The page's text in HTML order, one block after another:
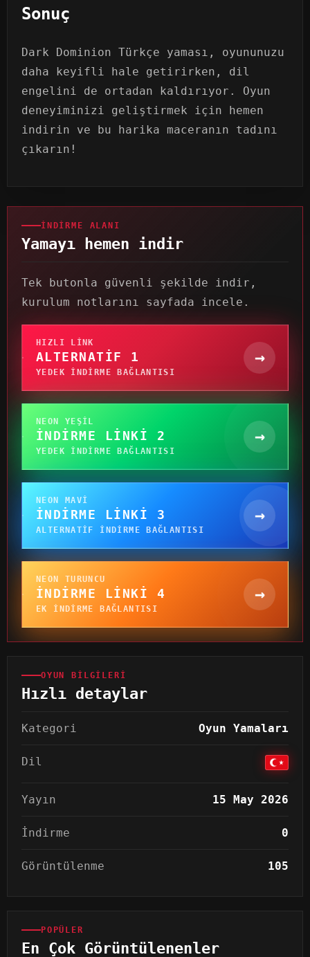
Sonuç
Dark Dominion Türkçe yaması, oyununuzu
daha keyifli hale getirirken, dil
engelini de ortadan kaldırıyor. Oyun
deneyiminizi geliştirmek için hemen
indirin ve bu harika maceranın tadını
çıkarın!
İNDIRME ALANI
Yamayı hemen indir
Tek butonla güvenli şekilde indir,
kurulum notlarını sayfada incele.
HIZLI LINK
ALTERNATIF 1
YEDEK INDIRME BAĞLANTISI
→
NEON YEŞIL
İNDIRME LINKI 2
YEDEK INDIRME BAĞLANTISI
→
NEON MAVI
İNDIRME LINKI 3
ALTERNATIF INDIRME BAĞLANTISI
→
NEON TURUNCU
İNDIRME LINKI 4
EK INDIRME BAĞLANTISI
→
OYUN BILGILERI
Hızlı detaylar
Kategori Oyun Yamaları
Dil
Yayın 15 May 2026
İndirme 0
Görüntülenme 105
POPÜLER
En Çok Görüntülenenler